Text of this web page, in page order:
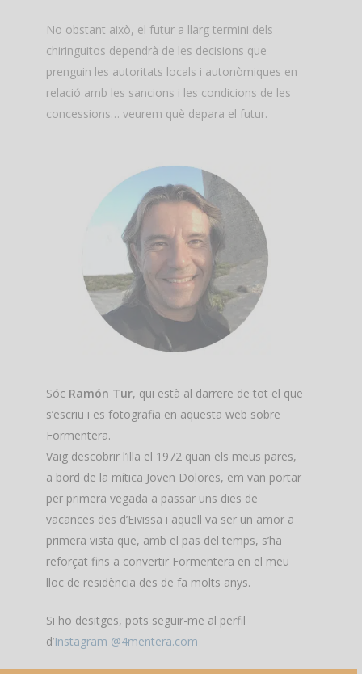
No obstant això, el futur a llarg termini dels
chiringuitos dependrà de les decisions que
prenguin les autoritats locals i autonòmiques en
relació amb les sancions i les condicions de les
concessions… veurem què depara el futur.
Sóc Ramón Tur, qui està al darrere de tot el que
s’escriu i es fotografia en aquesta web sobre
Formentera.
Vaig descobrir l’illa el 1972 quan els meus pares,
a bord de la mítica Joven Dolores, em van portar
per primera vegada a passar uns dies de
vacances des d’Eivissa i aquell va ser un amor a
primera vista que, amb el pas del temps, s’ha
reforçat fins a convertir Formentera en el meu
lloc de residència des de fa molts anys.
Si ho desitges, pots seguir-me al perfil
d’Instagram @4mentera.com_